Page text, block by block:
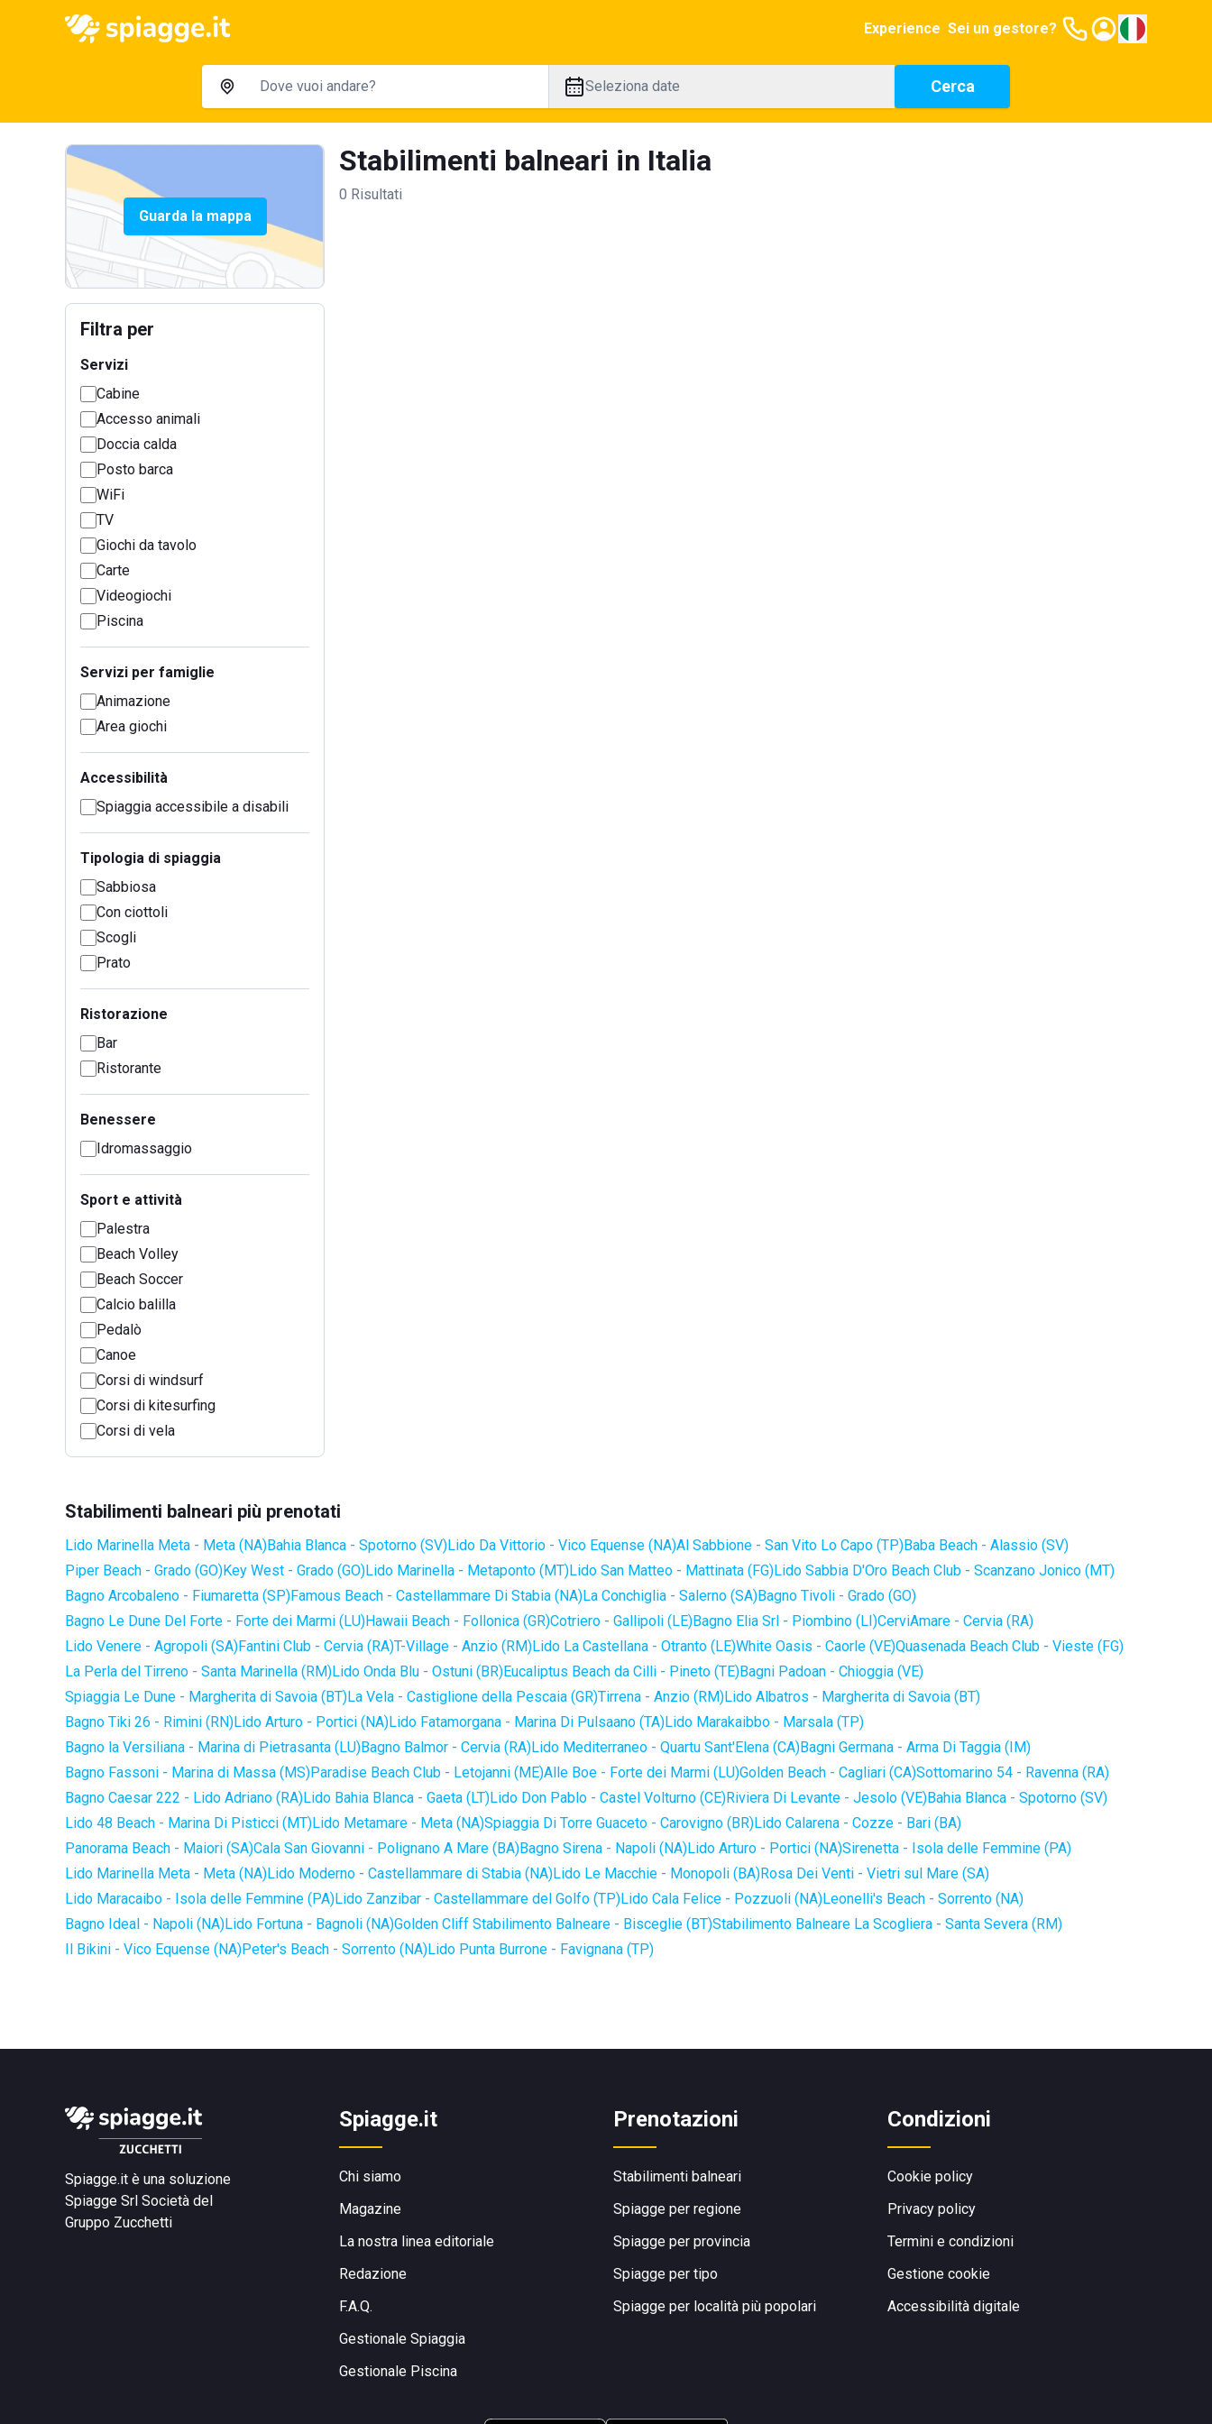
Experience Sei un gestore?
Seleziona date Cerca
Guarda la mappa
Filtra per
Servizi
Cabine
Accesso animali
Doccia calda
Posto barca
WiFi
TV
Giochi da tavolo
Carte
Videogiochi
Piscina
Servizi per famiglie
Animazione
Area giochi
Accessibilità
Spiaggia accessibile a disabili
Tipologia di spiaggia
Sabbiosa
Con ciottoli
Scogli
Prato
Ristorazione
Bar
Ristorante
Benessere
Idromassaggio
Sport e attività
Palestra
Beach Volley
Beach Soccer
Calcio balilla
Pedalò
Canoe
Corsi di windsurf
Corsi di kitesurfing
Corsi di vela
Stabilimenti balneari in Italia
0 Risultati
Stabilimenti balneari più prenotati
Lido Marinella Meta - Meta (NA)Bahia Blanca - Spotorno (SV)Lido Da Vittorio - Vico Equense (NA)Al Sabbione - San Vito Lo Capo (TP)Baba Beach - Alassio (SV)
Piper Beach - Grado (GO)Key West - Grado (GO)Lido Marinella - Metaponto (MT)Lido San Matteo - Mattinata (FG)Lido Sabbia D'Oro Beach Club - Scanzano Jonico (MT)
Bagno Arcobaleno - Fiumaretta (SP)Famous Beach - Castellammare Di Stabia (NA)La Conchiglia - Salerno (SA)Bagno Tivoli - Grado (GO)
Bagno Le Dune Del Forte - Forte dei Marmi (LU)Hawaii Beach - Follonica (GR)Cotriero - Gallipoli (LE)Bagno Elia Srl - Piombino (LI)CerviAmare - Cervia (RA)
Lido Venere - Agropoli (SA)Fantini Club - Cervia (RA)T-Village - Anzio (RM)Lido La Castellana - Otranto (LE)White Oasis - Caorle (VE)Quasenada Beach Club - Vieste (FG)
La Perla del Tirreno - Santa Marinella (RM)Lido Onda Blu - Ostuni (BR)Eucaliptus Beach da Cilli - Pineto (TE)Bagni Padoan - Chioggia (VE)
Spiaggia Le Dune - Margherita di Savoia (BT)La Vela - Castiglione della Pescaia (GR)Tirrena - Anzio (RM)Lido Albatros - Margherita di Savoia (BT)
Bagno Tiki 26 - Rimini (RN)Lido Arturo - Portici (NA)Lido Fatamorgana - Marina Di Pulsaano (TA)Lido Marakaibbo - Marsala (TP)
Bagno la Versiliana - Marina di Pietrasanta (LU)Bagno Balmor - Cervia (RA)Lido Mediterraneo - Quartu Sant'Elena (CA)Bagni Germana - Arma Di Taggia (IM)
Bagno Fassoni - Marina di Massa (MS)Paradise Beach Club - Letojanni (ME)Alle Boe - Forte dei Marmi (LU)Golden Beach - Cagliari (CA)Sottomarino 54 - Ravenna (RA)
Bagno Caesar 222 - Lido Adriano (RA)Lido Bahia Blanca - Gaeta (LT)Lido Don Pablo - Castel Volturno (CE)Riviera Di Levante - Jesolo (VE)Bahia Blanca - Spotorno (SV)
Lido 48 Beach - Marina Di Pisticci (MT)Lido Metamare - Meta (NA)Spiaggia Di Torre Guaceto - Carovigno (BR)Lido Calarena - Cozze - Bari (BA)
Panorama Beach - Maiori (SA)Cala San Giovanni - Polignano A Mare (BA)Bagno Sirena - Napoli (NA)Lido Arturo - Portici (NA)Sirenetta - Isola delle Femmine (PA)
Lido Marinella Meta - Meta (NA)Lido Moderno - Castellammare di Stabia (NA)Lido Le Macchie - Monopoli (BA)Rosa Dei Venti - Vietri sul Mare (SA)
Lido Maracaibo - Isola delle Femmine (PA)Lido Zanzibar - Castellammare del Golfo (TP)Lido Cala Felice - Pozzuoli (NA)Leonelli's Beach - Sorrento (NA)
Bagno Ideal - Napoli (NA)Lido Fortuna - Bagnoli (NA)Golden Cliff Stabilimento Balneare - Bisceglie (BT)Stabilimento Balneare La Scogliera - Santa Severa (RM)
Il Bikini - Vico Equense (NA)Peter's Beach - Sorrento (NA)Lido Punta Burrone - Favignana (TP)
Spiagge.it è una soluzione
Spiagge Srl Società del
Gruppo Zucchetti
Spiagge.it
Chi siamo
Magazine
La nostra linea editoriale
Redazione
F.A.Q.
Gestionale Spiaggia
Gestionale Piscina
Prenotazioni
Stabilimenti balneari
Spiagge per regione
Spiagge per provincia
Spiagge per tipo
Spiagge per località più popolari
Condizioni
Cookie policy
Privacy policy
Termini e condizioni
Gestione cookie
Accessibilità digitale